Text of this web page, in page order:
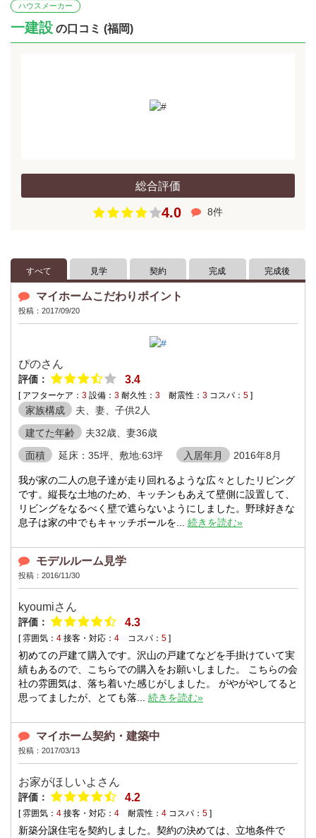
ハウスメーカー
一建設 の口コミ (福岡)
総合評価
4.0 8件
すべて 見学 契約 完成 完成後
マイホームこだわりポイント
投稿：2017/09/20
ぴのさん
評価： 3.4
[ アフターケア： 3 設備： 3 耐久性： 3 耐震性： 3 コスパ： 5 ]
家族構成
夫、妻、子供2人
建てた年齢
夫32歳、妻36歳
面積
延床：35坪、敷地:63坪 入居年月 2016年8月
我が家の二人の息子達が走り回れるような広々としたリビング
です。縦長な土地のため、キッチンもあえて壁側に設置して、
リビングをなるべく壁で遮らないようにしました。野球好きな
息子は家の中でもキャッチボールを... 続きを読む»
モデルルーム見学
投稿：2016/11/30
kyoumiさん
評価： 4.3
[ 雰囲気： 4 接客・対応： 4 コスパ： 5 ]
初めての戸建て購入です。沢山の戸建てなどを手掛けていて実
績もあるので、こちらでの購入をお願いしました。 こちらの会
社の雰囲気は、落ち着いた感じがしました。 がやがやしてると
思ってましたが、とても落... 続きを読む»
マイホーム契約・建築中
投稿：2017/03/13
お家がほしいよさん
評価： 4.2
[ 雰囲気： 4 接客・対応： 4 耐震性： 4 コスパ： 5 ]
新築分譲住宅を契約しました。契約の決めては、立地条件で